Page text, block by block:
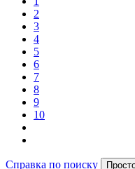
2
3
4
5
6
7
8
9
10
Справка по поиску